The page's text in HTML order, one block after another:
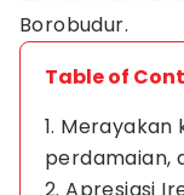
Borobudur.
Table of
1.
perdamaian,